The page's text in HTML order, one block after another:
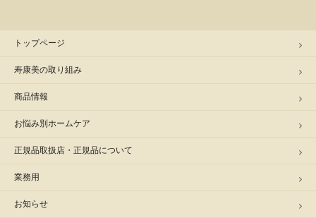
トップページ
寿康美の取り組み
商品情報
お悩み別ホームケア
正規品取扱店・正規品について
業務用
お知らせ